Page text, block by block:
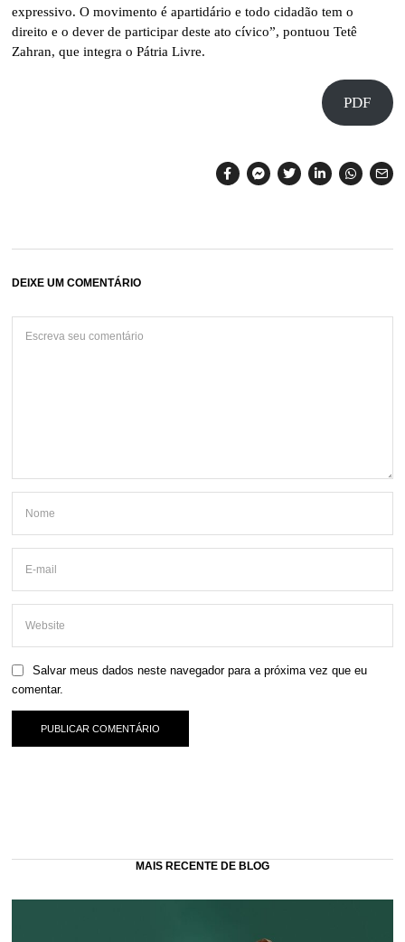
expressivo. O movimento é apartidário e todo cidadão tem o
direito e o dever de participar deste ato cívico”, pontuou Tetê
Zahran, que integra o Pátria Livre.
PDF
DEIXE UM COMENTÁRIO
Salvar meus dados neste navegador para a próxima vez que eu
comentar.
MAIS RECENTE DE BLOG